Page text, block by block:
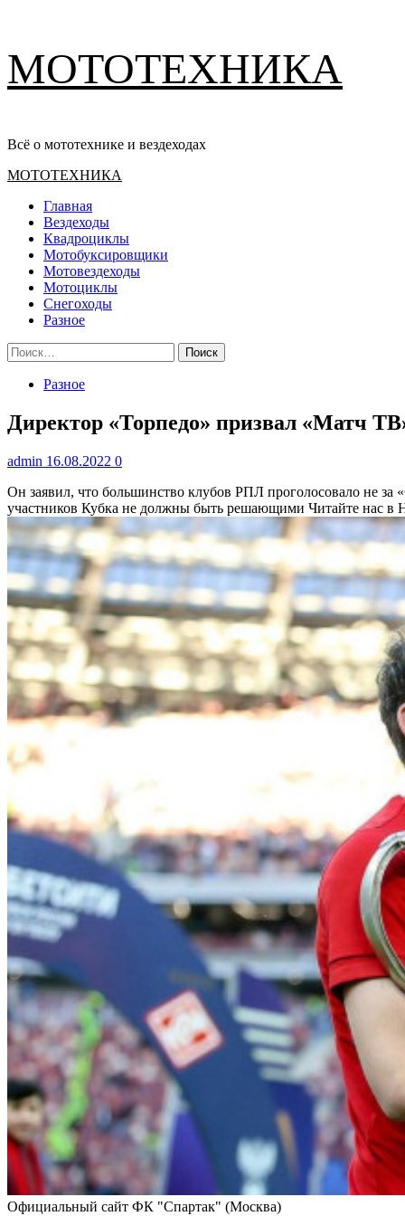
содержимому
МОТОТЕХНИКА
Всё о мототехнике и вездеходах
Основное
МОТОТЕХНИКА
Главная
Вездеходы
Квадроциклы
Мотобуксировщики
Мотовездеходы
Мотоциклы
Снегоходы
Разное
Найти:
Разное
Директор «Торпедо» призвал «Матч
admin 16.08.2022 0
Он заявил, что большинство клубов РПЛ проголосовало не за
участников Кубка не должны быть решающими Читайте нас в
Официальный сайт ФК "Спартак" (Москва)